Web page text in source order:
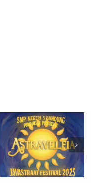
Bandung
Terima
Kunjungan
dari SMPN 2